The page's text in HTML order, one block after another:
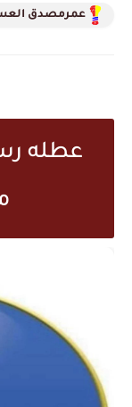
عمرمصدق
عطله